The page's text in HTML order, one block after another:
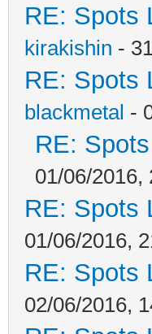
RE: Spots
kirakishin -
RE: Spots
blackmetal -
RE:
01/06/2016,
RE: Spots
01/06/2016,
RE: Spots
02/06/2016,